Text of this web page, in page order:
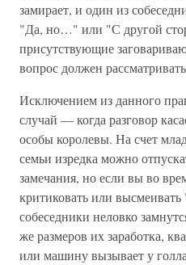
замирает, и один из
"Да, но…" или "С другой
присутствующие
вопрос должен
Исключением из данного
случай — когда разговор
особы королевы. На счет
семьи изредка можно
замечания, но если вы во
критиковать или
собеседники неловко
же размеров их заработка,
или машину вызывает у